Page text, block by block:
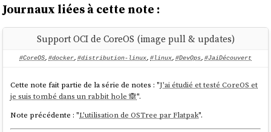
Journaux liées à cette note :
Support OCI de CoreOS (image pull & updates)
#CoreOS, #docker, #distribution-linux, #linux, #DevOps, #JaiDécouvert
Cette note fait partie de la série de notes : "J'ai étudié et testé CoreOS et
je suis tombé dans un rabbit hole 🙈".
Note précédente : "L'utilisation de OSTree par Flatpak".